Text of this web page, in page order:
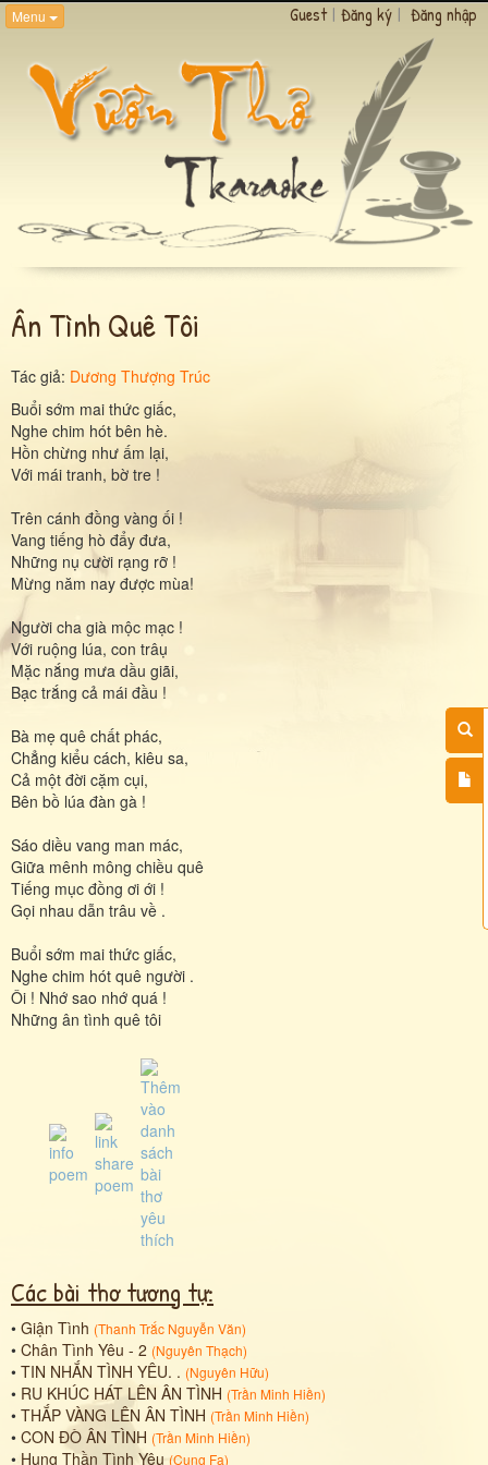
Menu Guest | Đăng ký | Đăng nhập
Ân Tình Quê Tôi
Tác giả: Dương Thượng Trúc
Buổi sớm mai thức giấc,
Nghe chim hót bên hè.
Hồn chừng như ấm lại,
Với mái tranh, bờ tre !
Trên cánh đồng vàng ối !
Vang tiếng hò đẩy đưa,
Những nụ cười rạng rỡ !
Mừng năm nay được mùa!
Người cha già mộc mạc !
Với ruộng lúa, con trâụ
Mặc nắng mưa dầu giãi,
Bạc trắng cả mái đầu !
Bà mẹ quê chất phác,
Chẳng kiểu cách, kiêu sa,
Cả một đời cặm cụi,
Bên bồ lúa đàn gà !
Sáo diều vang man mác,
Giữa mênh mông chiều quê
Tiếng mục đồng ơi ới !
Gọi nhau dẫn trâu về .
Buổi sớm mai thức giấc,
Nghe chim hót quê người .
Ôi ! Nhớ sao nhớ quá !
Những ân tình quê tôi
Các bài thơ tương tự:
• Giận Tình (Thanh Trắc Nguyễn Văn)
• Chân Tình Yêu - 2 (Nguyên Thạch)
• TIN NHẮN TÌNH YÊU. . (Nguyên Hữu)
• RU KHÚC HÁT LÊN ÂN TÌNH (Trần Minh Hiền)
• THẮP VÀNG LÊN ÂN TÌNH (Trần Minh Hiền)
• CON ĐÒ ÂN TÌNH (Trần Minh Hiền)
• Hung Thần Tình Yêu (Cung Fa)